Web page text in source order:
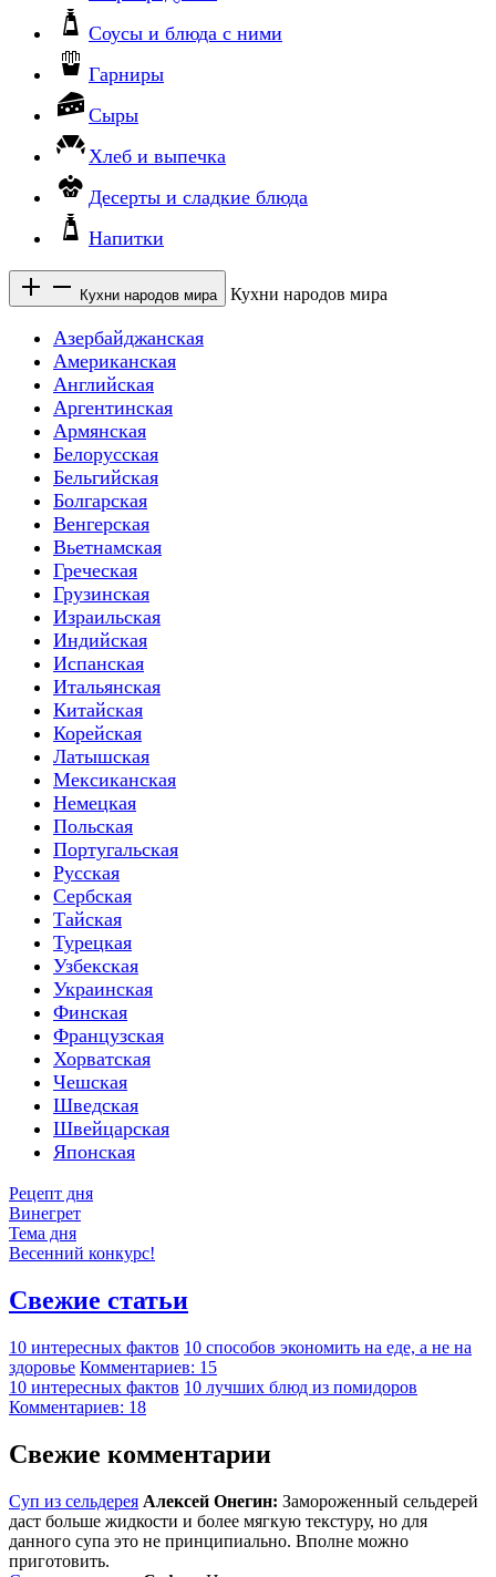
Соусы и блюда с ними
Гарниры
Сыры
Хлеб и выпечка
Десерты и сладкие блюда
Напитки
Кухни народов мира Кухни народов мира
Азербайджанская
Американская
Английская
Аргентинская
Армянская
Белорусская
Бельгийская
Болгарская
Венгерская
Вьетнамская
Греческая
Грузинская
Израильская
Индийская
Испанская
Итальянская
Китайская
Корейская
Латышская
Мексиканская
Немецкая
Польская
Португальская
Русская
Сербская
Тайская
Турецкая
Узбекская
Украинская
Финская
Французская
Хорватская
Чешская
Шведская
Швейцарская
Японская
Рецепт дня
Винегрет
Тема дня
Весенний конкурс!
Свежие статьи
10 интересных фактов 10 способов экономить на еде, а не на
здоровье Комментариев: 15
10 интересных фактов 10 лучших блюд из помидоров
Комментариев: 18
Свежие комментарии
Суп из сельдерея Алексей Онегин: Замороженный сельдерей
даст больше жидкости и более мягкую текстуру, но для
данного супа это не принципиально. Вполне можно
приготовить.